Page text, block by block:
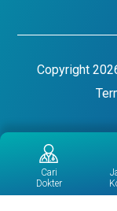
Copyright
Cari
Dokter